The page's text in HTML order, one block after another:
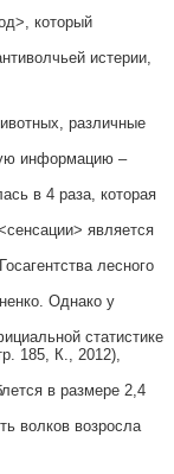
который
истерии,
различные
информацию –
в 4 раза, которая
является
лесного
Однако у
статистике
185, К., 2012),
в размере 2,4
волков возросла